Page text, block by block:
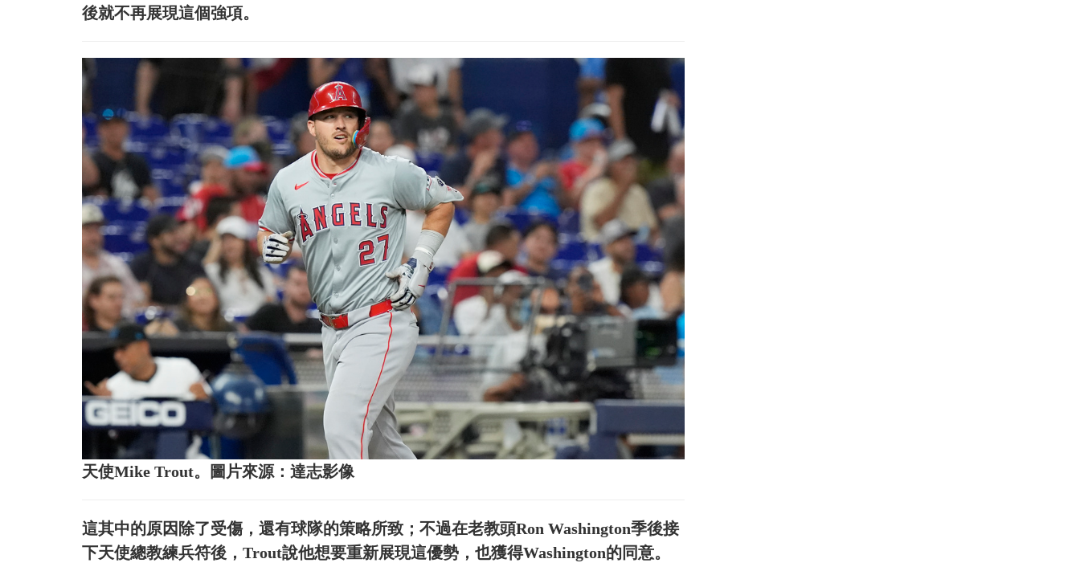
後就不再展現這個強項。
天使Mike Trout。圖片來源：達志影像
這其中的原因除了受傷，還有球隊的策略所致；不過在老教頭Ron Washington季後接
下天使總教練兵符後，Trout說他想要重新展現這優勢，也獲得Washington的同意。